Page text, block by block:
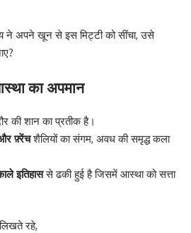
ने अपने खून से इस मिट्टी को सींचा, उसे
का अपमान
की शान का प्रतीक है।
फ़्रेंचशैलियों का संगम, अवध की समृद्ध कला
इतिहाससे ढकी हुई है जिसमें आस्था को सत्ता
रहे,